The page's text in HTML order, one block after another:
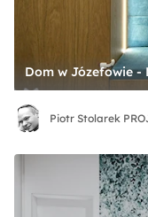
Piotr Stolarek